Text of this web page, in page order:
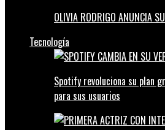
OLIVIA RODRIGO ANUNCIA
Tecnología
Spotify revoluciona su plan
para sus usuarios